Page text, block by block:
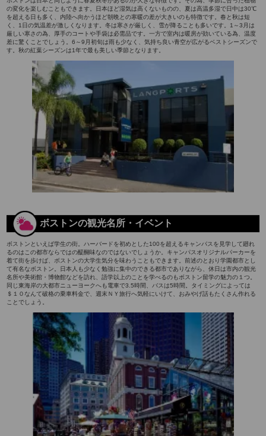
の変化を楽しむこともできます。日本ほど湿気は高くないものの、夏は高温多湿で日中は30℃
を超える日も多く、内陸へ向かうほど朝晩との寒暖の差が大きいのも特徴です。春と秋は短
く、1日の気温差が激しくなります。冬は寒さが厳しく、雪が降ることも多いです。1～3月は
厳しい寒さの為、厚手のコートや手袋は必需品です。一方で室内は暖房が効いている為、温度
差に驚くことでしょう。6～9月初旬は雨も少なく、気持ち良い青空が広がるベストシーズンで
す。秋の紅葉シーズンは1年で最も美しい季節となります。
ボストンの観光名所・イベント
ボストンといえば学生の街。ハーバードを初めとした100を超えるキャンパスを見学して廻れ
るのはこの都市ならではの醍醐味なのではないでしょうか。キャンパスオリジナルパーカーを
着て街を歩けば、ボストンの大学生気分を味わうこともできます。前述のとおり学園都市とし
て有名なボストン。日本人も少なく勉強に集中のできる都市でありながら、休日は市内の観光
名所や美術館・博物館などを訪れ、語学以上のことを学べるのもボストン留学の魅力の１つ。
同じ東海岸の大都市ニューヨークへも電車で3.5時間、バスは5時間。タイミングによっては
＄１０なんて破格の乗車料金で、週末ＮＹ旅行へ気軽にいけて、おみやげ話もたくさん作れる
ことでしょう。